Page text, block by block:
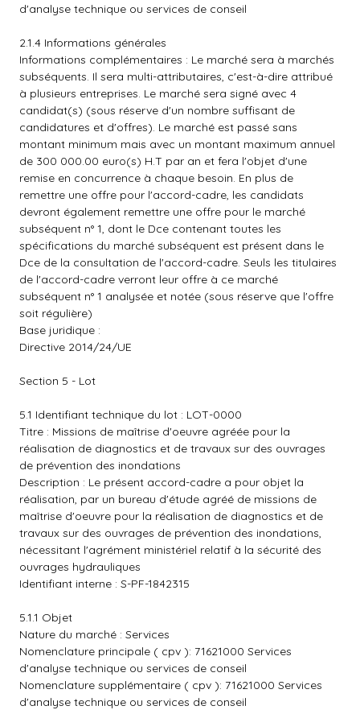
d'analyse technique ou services de conseil
2.1.4 Informations générales
Informations complémentaires : Le marché sera à marchés
subséquents. Il sera multi-attributaires, c'est-à-dire attribué
à plusieurs entreprises. Le marché sera signé avec 4
candidat(s) (sous réserve d'un nombre suffisant de
candidatures et d'offres). Le marché est passé sans
montant minimum mais avec un montant maximum annuel
de 300 000.00 euro(s) H.T par an et fera l'objet d'une
remise en concurrence à chaque besoin. En plus de
remettre une offre pour l'accord-cadre, les candidats
devront également remettre une offre pour le marché
subséquent n° 1, dont le Dce contenant toutes les
spécifications du marché subséquent est présent dans le
Dce de la consultation de l'accord-cadre. Seuls les titulaires
de l'accord-cadre verront leur offre à ce marché
subséquent n° 1 analysée et notée (sous réserve que l'offre
soit régulière)
Base juridique :
Directive 2014/24/UE
Section 5 - Lot
5.1 Identifiant technique du lot : LOT-0000
Titre : Missions de maîtrise d'oeuvre agréée pour la
réalisation de diagnostics et de travaux sur des ouvrages
de prévention des inondations
Description : Le présent accord-cadre a pour objet la
réalisation, par un bureau d'étude agréé de missions de
maîtrise d'oeuvre pour la réalisation de diagnostics et de
travaux sur des ouvrages de prévention des inondations,
nécessitant l'agrément ministériel relatif à la sécurité des
ouvrages hydrauliques
Identifiant interne : S-PF-1842315
5.1.1 Objet
Nature du marché : Services
Nomenclature principale ( cpv ): 71621000 Services
d'analyse technique ou services de conseil
Nomenclature supplémentaire ( cpv ): 71621000 Services
d'analyse technique ou services de conseil